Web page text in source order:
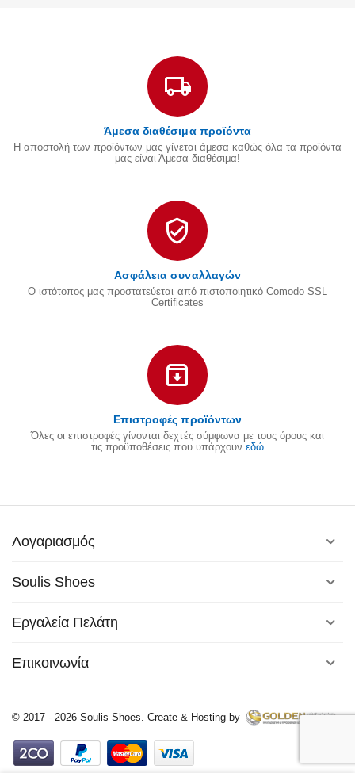
Άμεσα διαθέσιμα προϊόντα
Η αποστολή των προϊόντων μας γίνεται άμεσα καθώς όλα τα προϊόντα
μας είναι Άμεσα διαθέσιμα!
Ασφάλεια συναλλαγών
Ο ιστότοπος μας προστατεύεται από πιστοποιητικό Comodo SSL
Certificates
Επιστροφές προϊόντων
Όλες οι επιστροφές γίνονται δεχτές σύμφωνα με τους όρους και
τις προϋποθέσεις που υπάρχουν εδώ
Λογαριασμός
Soulis Shoes
Εργαλεία Πελάτη
Επικοινωνία
© 2017 - 2026 Soulis Shoes. Create & Hosting by